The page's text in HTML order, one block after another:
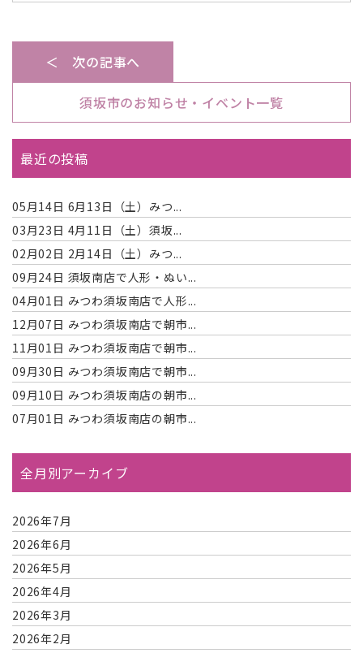
＜ 次の記事へ
須坂市のお知らせ・イベント一覧
最近の投稿
05月14日 6月13日（土）みつ...
03月23日 4月11日（土）須坂...
02月02日 2月14日（土）みつ...
09月24日 須坂南店で人形・ぬい...
04月01日 みつわ須坂南店で人形...
12月07日 みつわ須坂南店で朝市...
11月01日 みつわ須坂南店で朝市...
09月30日 みつわ須坂南店で朝市...
09月10日 みつわ須坂南店の朝市...
07月01日 みつわ須坂南店の朝市...
全月別アーカイブ
2026年7月
2026年6月
2026年5月
2026年4月
2026年3月
2026年2月